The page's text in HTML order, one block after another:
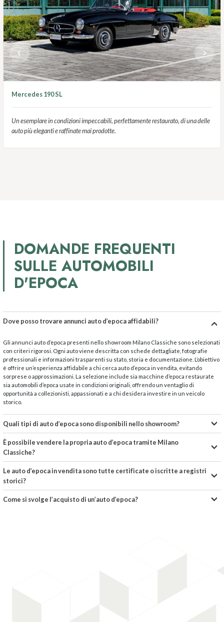
Mercedes 190 SL
Un esemplare in condizioni impeccabili, perfettamente restaurato, di una delle
auto più eleganti e raffinate mai prodotte.
DOMANDE FREQUENTI
SULLE AUTOMOBILI
D'EPOCA
Dove posso trovare annunci auto d’epoca affidabili?
Gli annunci auto d’epoca presenti nello showroom Milano Classiche sono selezionati
con criteri rigorosi. Ogni auto viene descritta con schede dettagliate, fotografie
professionali e informazioni trasparenti su stato, storia e documentazione. L’obiettivo
è offrire un’esperienza affidabile a chi cerca auto d’epoca in vendita, evitando
sorprese o approssimazioni. La selezione include sia macchine d’epoca restaurate
sia automobili d’epoca usate in condizioni originali, offrendo un ventaglio di
opportunità a collezionisti, appassionati e a chi desidera investire in un veicolo
storico.
Quali tipi di auto d’epoca sono disponibili nello showroom?
È possibile vendere la propria auto d’epoca tramite Milano
Classiche?
Le auto d’epoca in vendita sono tutte certificate o iscritte a registri
storici?
Come si svolge l’acquisto di un’auto d’epoca?